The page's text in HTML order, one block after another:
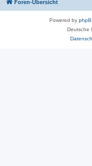
Foren-Übersicht
Powered by
Deutsche